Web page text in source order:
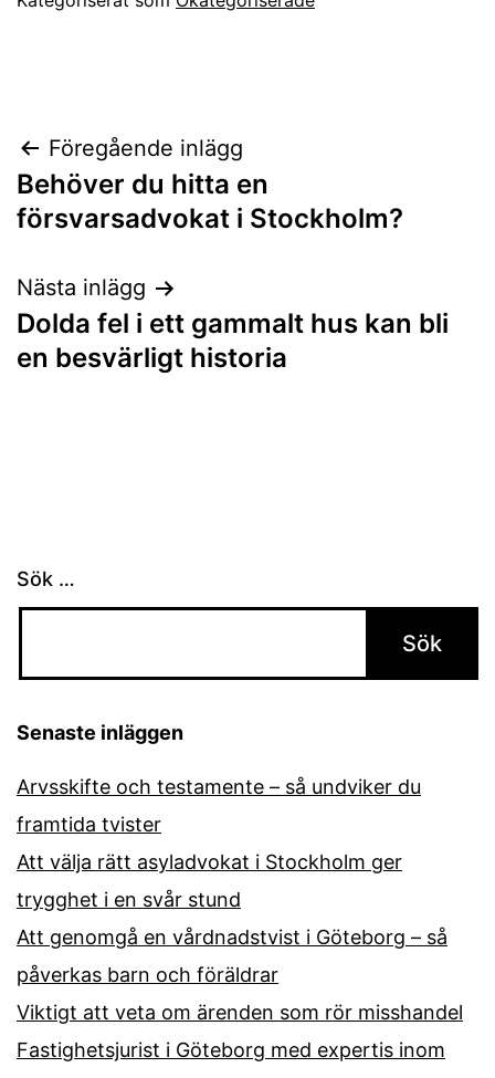
Inläggsnavigering
Föregående inlägg
Behöver du hitta en
försvarsadvokat i Stockholm?
Nästa inlägg
Dolda fel i ett gammalt hus kan bli
en besvärligt historia
Sök …
Senaste inläggen
Arvsskifte och testamente – så undviker du
framtida tvister
Att välja rätt asyladvokat i Stockholm ger
trygghet i en svår stund
Att genomgå en vårdnadstvist i Göteborg – så
påverkas barn och föräldrar
Viktigt att veta om ärenden som rör misshandel
Fastighetsjurist i Göteborg med expertis inom